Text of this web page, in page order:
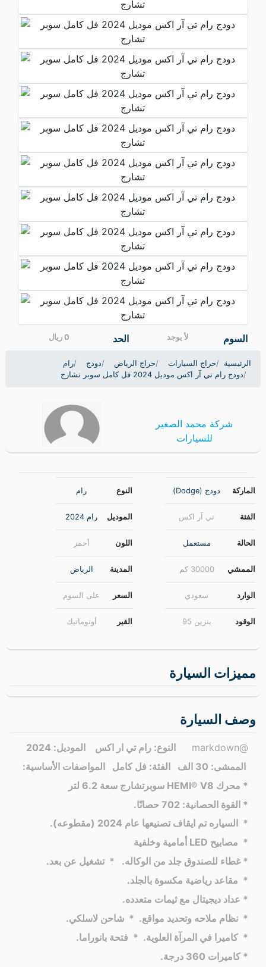
0 ريال الحد لأ يوجد السوم
الرئيسية حراج السيارات حراج الرياض دودج
رام
دودج رام تي آر اكس موديل 2024 فل كامل سوبر تشارج
شركة محمد الصغير
للسيارات
الماركة دودج (Dodge)
الفئة تي آر اكس
الحالة مستعمل
الممشي 30000 كم
الوارد سعودي
الوقود بنزين 95
النوع رام
الموديل رام 2024
اللون أحمر
المدينة الرياض
السعر على السوم
القير أوتوماتيك
مميزات السيارة
وصف السيارة
@markdown النوع: رام تي ار اكس
الموديل: 2024
الممشى: 30 الف
الفئة: فل كامل
المواصفات الأساسية:
* محرك HEMI® V8 سوبرتشارج سعة 6.2 لتر
* القوة الحصانية: 702 حصانًا.
* السياره تم ايقاف تصنيعها عام 2024 (مقطوعه).
* مصابيح LED أمامية وخلفية
* غطاء للصندوق جلد من الوكاله.
* تشغيل عن بعد.
* مقاعد رياضية مكسوة بالجلد.
* عداد ديجيتال مع ثيمات متعدده.
* نظام ملاحه وتحديد مواقع. * شاحن لاسلكي.
* كاميرا في المرآة العلوية. * فتحة بانوراما.
* كاميرات 360 درجة.